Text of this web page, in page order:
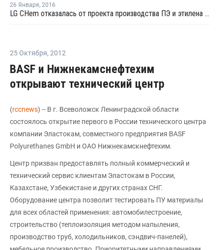
26 Января, 2016
LG CHem отказалась от проекта производства ПЭ и этилена в Казахстане
25 Октября, 2012
BASF и Нижнекамснефтехим
открывают технический центр
(rccnews) -- В г. Всеволожск Ленинградской области
состоялось открытие первого в России технического центра
компании Эластокам, совместного предприятия BASF
Polyurethanes GmbH и ОАО Нижнекамскнефтехим.
Центр призван предоставлять полный коммерческий и
технический сервис клиентам Эластокам в России,
Казахстане, Узбекистане и других странах СНГ.
Оборудование центра позволит тестировать ПУ материалы
для всех областей применения: автомобилестроение,
строительство (теплоизоляция методом напыления,
производство труб, холодильников, сэндвич-панелей),